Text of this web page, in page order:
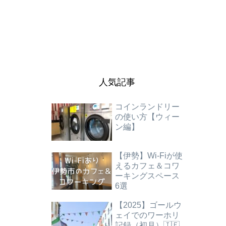
人気記事
コインランドリー
の使い方【ウィー
ン編】
【伊勢】Wi-Fiが使
えるカフェ＆コワ
ーキングスペース
6選
【2025】ゴールウ
ェイでのワーホリ